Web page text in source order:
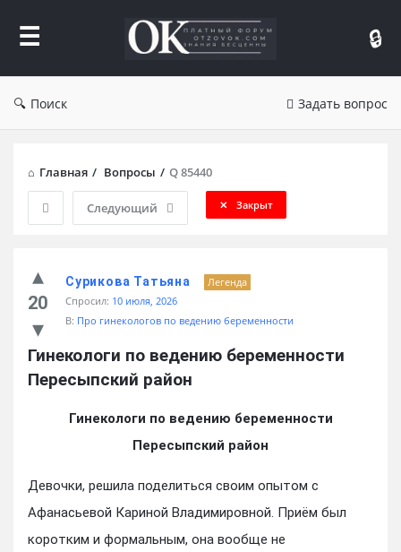
Отзывы
Поиск Задать вопрос
Главная / Вопросы / Q 85440
Следующий Закрыт
20
Сурикова Татьяна
Легенда
Спросил: 10 июля, 2026
В: Про гинекологов по ведению беременности
Гинекологи по ведению беременности
Пересыпский район
Гинекологи по ведению беременности
Пересыпский район
Девочки, решила поделиться своим опытом с
Афанасьевой Кариной Владимировной. Приём был
коротким и формальным, она вообще не